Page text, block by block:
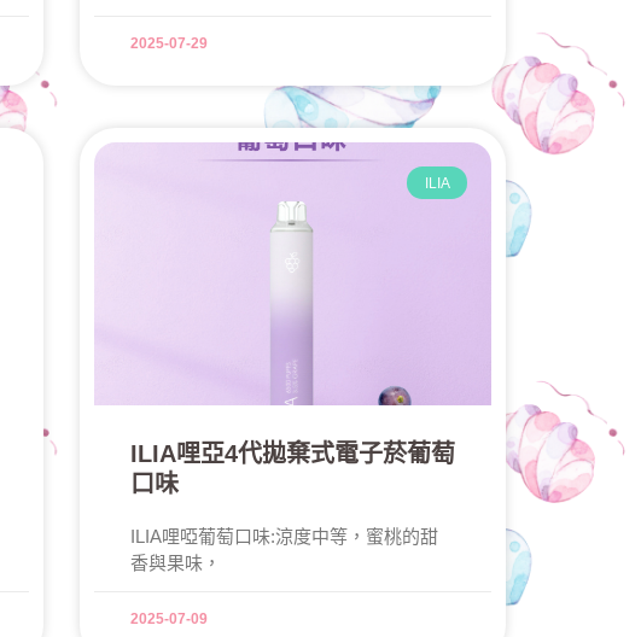
2025-07-29
ILIA
ILIA哩亞4代拋棄式電子菸葡萄
口味
ILIA哩啞葡萄口味:涼度中等，蜜桃的甜
香與果味，
2025-07-09